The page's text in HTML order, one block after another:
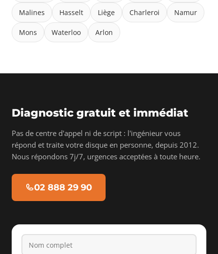
Malines Hasselt Liège Charleroi Namur
Mons Waterloo Arlon
Diagnostic gratuit et immédiat
Pas de centre d'appel ni de script : l'ingénieur vous
répond et traite votre disque en personne, depuis 2012.
Nous répondons 7j/7, urgences acceptées à toute heure.
02 888 29 90
Nom complet
Téléphone
Email
Type de support